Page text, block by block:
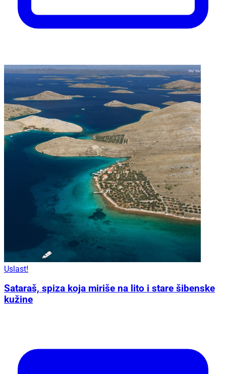
Uslast!
Sataraš, spiza koja miriše na lito i stare šibenske
kužine